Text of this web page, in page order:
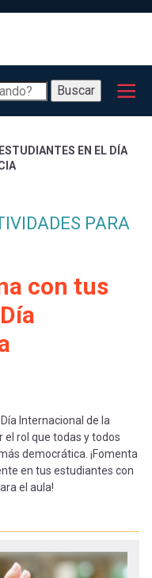
Buscar
EN EL DÍA
PARA
con tus
Internacional de la
el rol que todas y todos
democrática. ¡Fomenta
en tus estudiantes con
el aula!
registrarte.